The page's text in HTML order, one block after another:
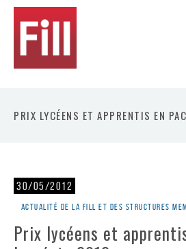
PRIX LYCÉENS ET APPRENTIS EN
30/05/2012
Actualité de la Fill et des structures
Prix lycéens et